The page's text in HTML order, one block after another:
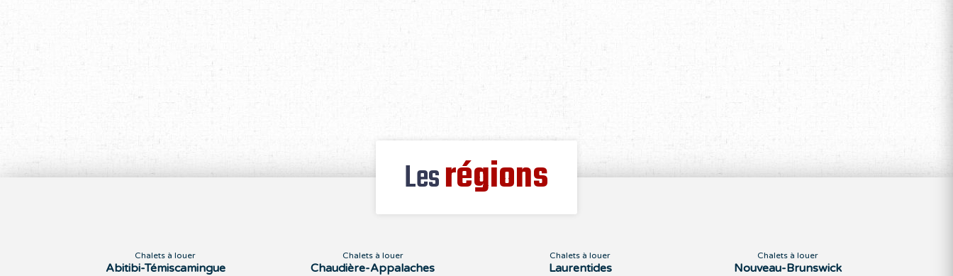
Lesrégions
Chalets à louer
Abitibi-Témiscamingue
Chalets à louer
Chaudière-Appalaches
Chalets à louer
Laurentides
Chalets à louer
Nouveau-Brunswick